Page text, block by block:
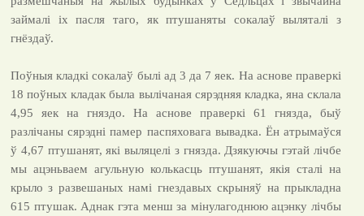
займалі іх пасля таго, як птушаняты сокалаў выляталі з
гнёздаў.
Поўныя кладкі сокалаў былі ад 3 да 7 яек. На аснове праверкі
18 поўных кладак была вылічаная сярэдняя кладка, яна склала
4,95 яек на гняздо. На аснове праверкі 61 гнязда, быў
разлічаны сярэдні памер паспяховага вывадка. Ён атрымаўся
ў 4,67 птушанят, які выляцелі з гнязда. Дзякуючы гэтай лічбе
мы ацэньваем агульную колькасць птушанят, якія сталі на
крыло з развешаных намі гнездавых скрыняў на прыкладна
615 птушак. Аднак гэта менш за мінулагоднюю ацэнку лічбы